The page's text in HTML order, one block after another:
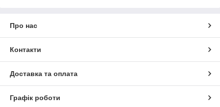
Про нас
Контакти
Доставка та оплата
Графік роботи